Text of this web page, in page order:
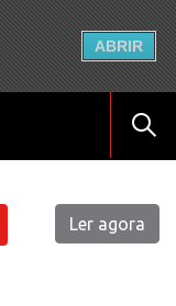
Ler agora
ABRIR